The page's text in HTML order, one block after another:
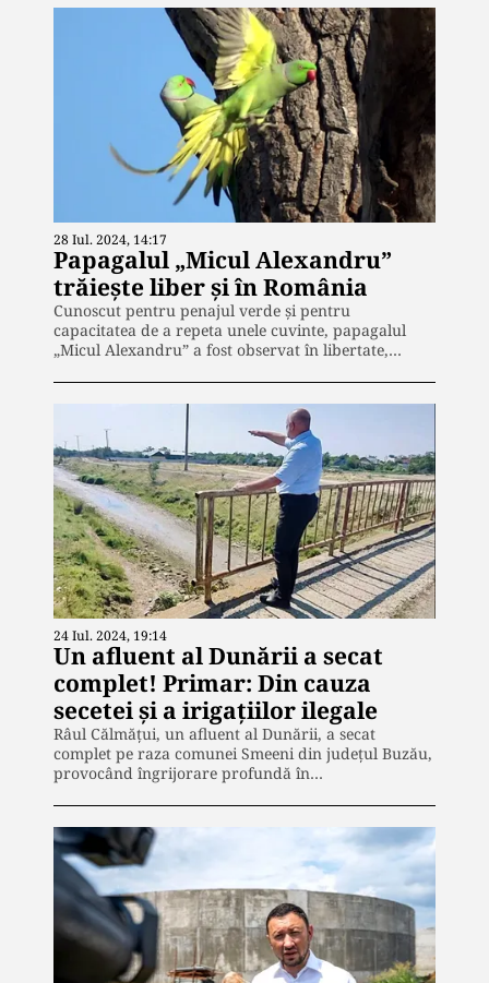
28 Iul. 2024, 14:17
Papagalul „Micul Alexandru”
trăiește liber și în România
Cunoscut pentru penajul verde şi pentru
capacitatea de a repeta unele cuvinte, papagalul
„Micul Alexandru” a fost observat în libertate,…
24 Iul. 2024, 19:14
Un afluent al Dunării a secat
complet! Primar: Din cauza
secetei și a irigațiilor ilegale
Râul Călmățui, un afluent al Dunării, a secat
complet pe raza comunei Smeeni din județul Buzău,
provocând îngrijorare profundă în…